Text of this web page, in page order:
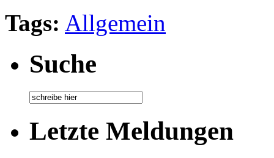
Tags: Allgemein
Suche
Letzte Meldungen